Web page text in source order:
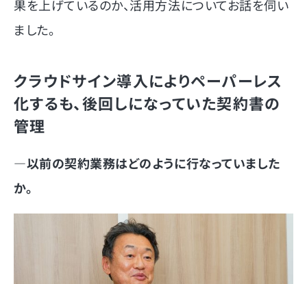
果を上げているのか、活用方法についてお話を伺い
ました。
クラウドサイン導入によりペーパーレス
化するも、後回しになっていた契約書の
管理
―以前の契約業務はどのように行なっていました
か。